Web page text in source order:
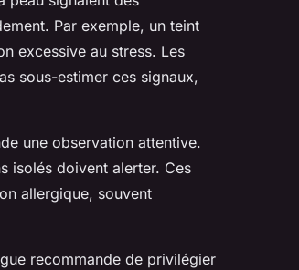
Par exemple, un teint
excessive au stress. Les
sous-estimer ces signaux,
une observation attentive.
isolés doivent alerter. Ces
allergique, souvent
recommande de privilégier